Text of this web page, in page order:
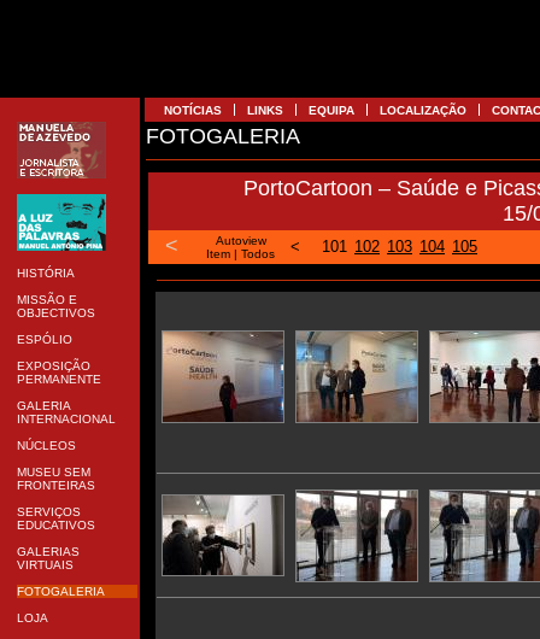
HISTÓRIA
MISSÃO E
OBJECTIVOS
ESPÓLIO
EXPOSIÇÃO
PERMANENTE
GALERIA
INTERNACIONAL
NÚCLEOS
MUSEU SEM
FRONTEIRAS
SERVIÇOS
EDUCATIVOS
GALERIAS
VIRTUAIS
FOTOGALERIA
LOJA
NOTÍCIAS LINKS EQUIPA LOCALIZAÇÃO
FOTOGALERIA
PortoCartoon – Saúde e
15/
<
Autoview
Item | Todos < 101 102 103 104 105